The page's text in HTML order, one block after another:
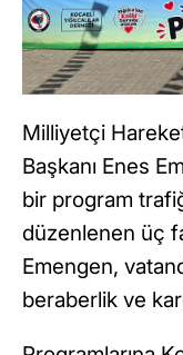
Milliyetçi
Başkanı Enes
bir program
düzenlenen üç
Emengen,
beraberlik ve